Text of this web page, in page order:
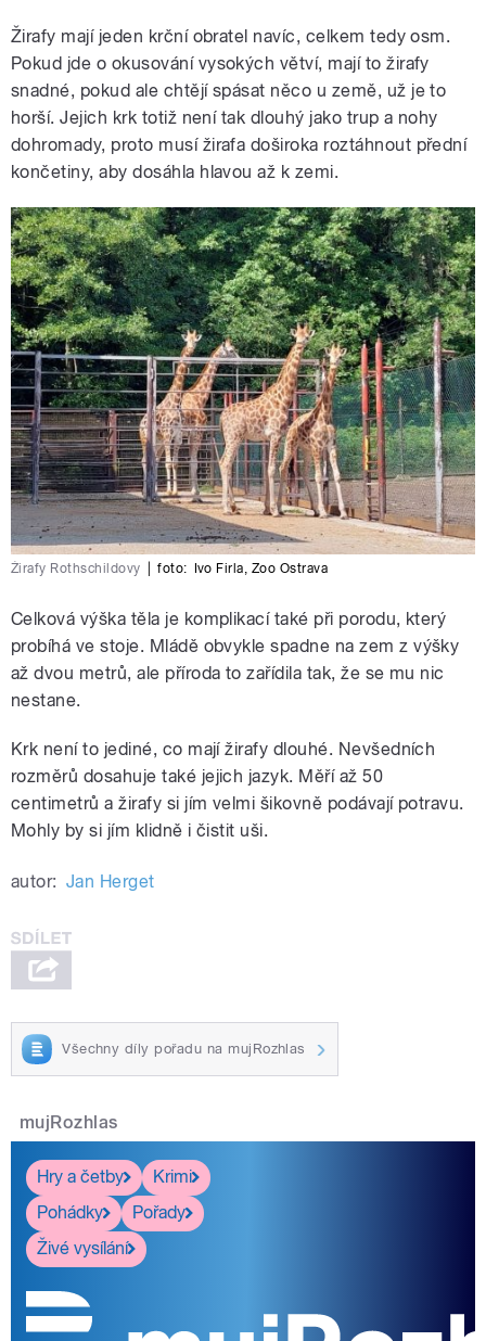
Žirafy mají jeden krční obratel navíc, celkem tedy osm.
Pokud jde o okusování vysokých větví, mají to žirafy
snadné, pokud ale chtějí spásat něco u země, už je to
horší. Jejich krk totiž není tak dlouhý jako trup a nohy
dohromady, proto musí žirafa doširoka roztáhnout přední
končetiny, aby dosáhla hlavou až k zemi.
Žirafy Rothschildovy foto: Ivo Firla, Zoo Ostrava
Celková výška těla je komplikací také při porodu, který
probíhá ve stoje. Mládě obvykle spadne na zem z výšky
až dvou metrů, ale příroda to zařídila tak, že se mu nic
nestane.
Krk není to jediné, co mají žirafy dlouhé. Nevšedních
rozměrů dosahuje také jejich jazyk. Měří až 50
centimetrů a žirafy si jím velmi šikovně podávají potravu.
Mohly by si jím klidně i čistit uši.
autor: Jan Herget
Všechny díly pořadu na mujRozhlas
mujRozhlas
Hry a četby
Krimi
Pohádky
Pořady
Živé vysílání